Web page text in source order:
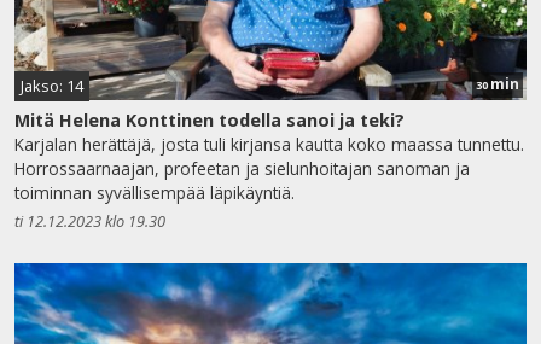
Jakso: 14 30min
Mitä Helena Konttinen todella sanoi ja teki?
Karjalan herättäjä, josta tuli kirjansa kautta koko maassa tunnettu.
Horrossaarnaajan, profeetan ja sielunhoitajan sanoman ja
toiminnan syvällisempää läpikäyntiä.
ti 12.12.2023 klo 19.30